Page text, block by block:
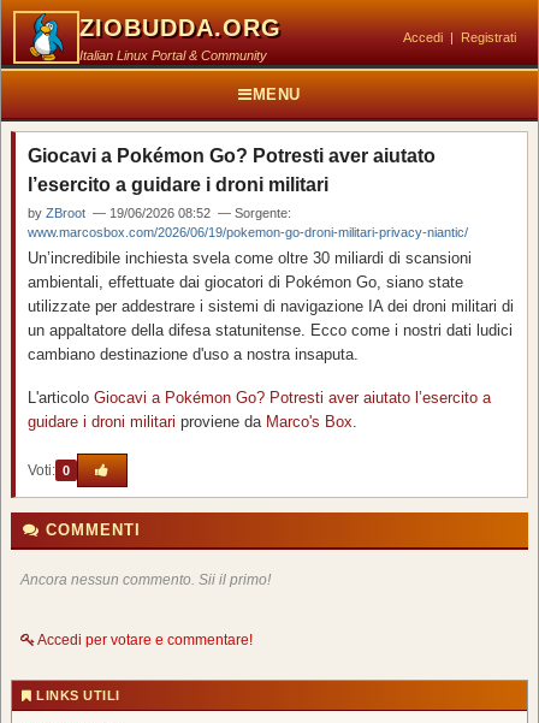
ZIOBUDDA.ORG
Italian Linux Portal & Community
Accedi | Registrati
MENU
Giocavi a Pokémon Go? Potresti aver aiutato
l’esercito a guidare i droni militari
by ZBroot — 19/06/2026 08:52 — Sorgente:
www.marcosbox.com/2026/06/19/pokemon-go-droni-militari-privacy-niantic/
Un’incredibile inchiesta svela come oltre 30 miliardi di scansioni
ambientali, effettuate dai giocatori di Pokémon Go, siano state
utilizzate per addestrare i sistemi di navigazione IA dei droni militari di
un appaltatore della difesa statunitense. Ecco come i nostri dati ludici
cambiano destinazione d'uso a nostra insaputa.
L'articolo Giocavi a Pokémon Go? Potresti aver aiutato l’esercito a
guidare i droni militari proviene da Marco's Box.
Voti: 0
COMMENTI
Ancora nessun commento. Sii il primo!
Accedi per votare e commentare!
LINKS UTILI